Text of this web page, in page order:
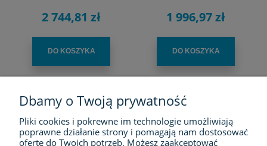
2 744,81 zł
DO KOSZYKA
1 996,97 zł
DO KOSZYKA
FIRMA
Dbamy o Twoją prywatność
Pliki cookies i pokrewne im technologie umożliwiają
poprawne działanie strony i pomagają nam dostosować
ofertę do Twoich potrzeb. Możesz zaakceptować